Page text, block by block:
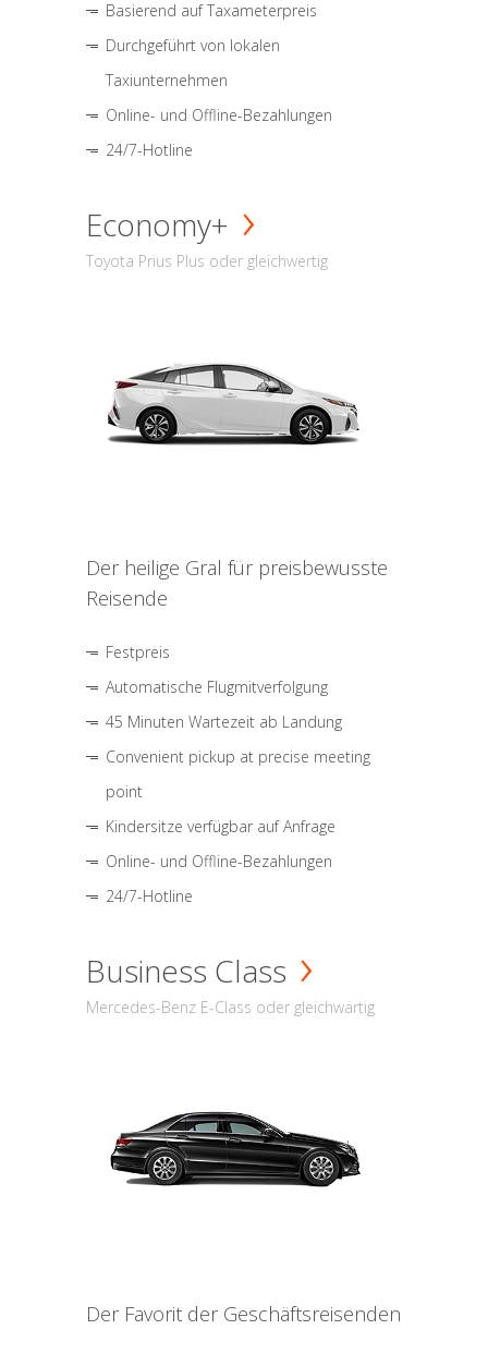
Basierend auf Taxameterpreis
Durchgeführt von lokalen
Taxiunternehmen
Online- und Offline-Bezahlungen
24/7-Hotline
Economy+
Toyota Prius Plus oder gleichwertig
Der heilige Gral für preisbewusste
Reisende
Festpreis
Automatische Flugmitverfolgung
45 Minuten Wartezeit ab Landung
Convenient pickup at precise meeting
point
Kindersitze verfügbar auf Anfrage
Online- und Offline-Bezahlungen
24/7-Hotline
Business Class
Mercedes-Benz E-Class oder gleichwärtig
Der Favorit der Geschäftsreisenden